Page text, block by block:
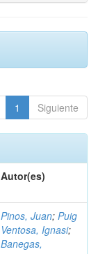
1 Siguiente
Autor(es)
Pinos, Juan; Puig
Ventosa, Ignasi;
Banegas,